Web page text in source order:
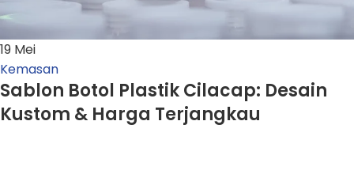
19 Mei
Kemasan
Sablon Botol Plastik Cilacap: Desain
Kustom & Harga Terjangkau